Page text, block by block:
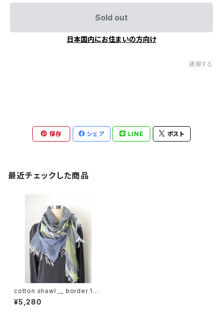
Sold out
日本国内にお住まいの方向け
通報する
保存 シェア LINE ポスト
最近チェックした商品
cotton shawl __ border 160
五月雨w
¥5,280